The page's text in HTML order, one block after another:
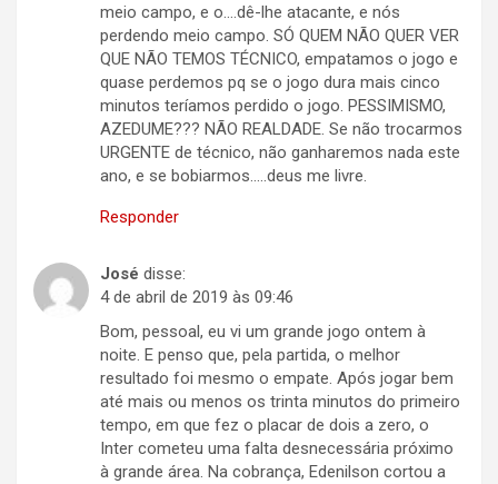
meio campo, e o….dê-lhe atacante, e nós
perdendo meio campo. SÓ QUEM NÃO QUER VER
QUE NÃO TEMOS TÉCNICO, empatamos o jogo e
quase perdemos pq se o jogo dura mais cinco
minutos teríamos perdido o jogo. PESSIMISMO,
AZEDUME??? NÃO REALDADE. Se não trocarmos
URGENTE de técnico, não ganharemos nada este
ano, e se bobiarmos…..deus me livre.
Responder
José disse:
4 de abril de 2019 às 09:46
Bom, pessoal, eu vi um grande jogo ontem à
noite. E penso que, pela partida, o melhor
resultado foi mesmo o empate. Após jogar bem
até mais ou menos os trinta minutos do primeiro
tempo, em que fez o placar de dois a zero, o
Inter cometeu uma falta desnecessária próximo
à grande área. Na cobrança, Edenilson cortou a